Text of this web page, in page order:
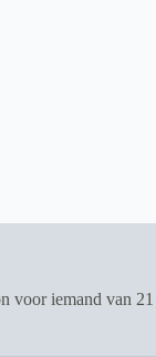
iemand van